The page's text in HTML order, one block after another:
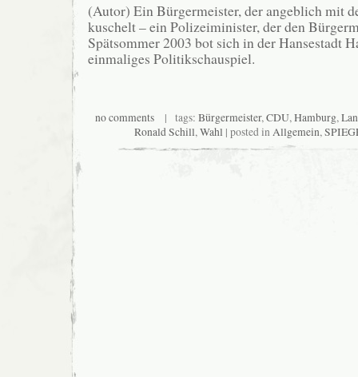
(Autor) Ein Bürgermeister, der angeblich mit
kuschelt – ein Polizeiminister, der den
Spätsommer 2003 bot sich in der Hansestadt
einmaliges Politikschauspiel.
no comments | tags: Bürgermeister, CDU, Hamburg,
Ronald Schill, Wahl | posted in Allgemein,